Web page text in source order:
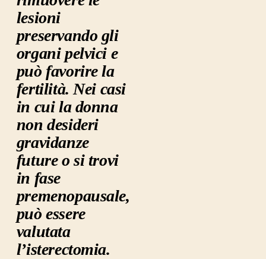
lesioni
preservando gli
organi pelvici e
può favorire la
fertilità. Nei casi
in cui la donna
non desideri
gravidanze
future o si trovi
in fase
premenopausale,
può essere
valutata
l’isterectomia.